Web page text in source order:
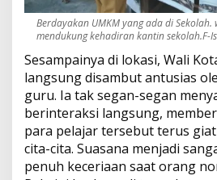
a
n
a
n
U
M
K
M
Berdayakan UMKM yang ada di
mendukung kehadiran kantin sekolah.F-
Sesampainya di lokasi, Wali
langsung disambut antusias
guru. Ia tak segan-segan
berinteraksi langsung,
para pelajar tersebut terus
cita-cita. Suasana menjadi
penuh keceriaan saat orang